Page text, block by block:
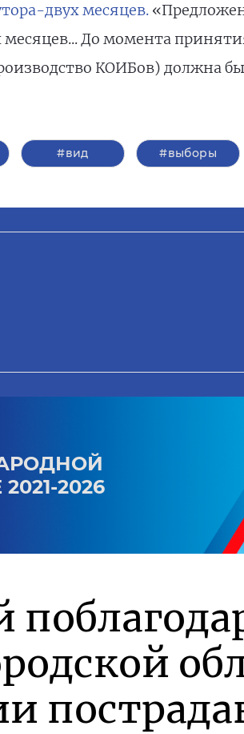
двух месяцев.
До момента
КОИБов) должна
#вид #выборы
2026